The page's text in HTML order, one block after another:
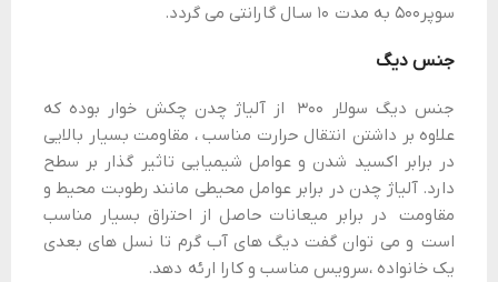
سوپر۵۰۰ به مدت ۱۰ سـال گارانتی می گردد.
جنس دیگ
جنس دیگ سولار ۳۰۰ از آلیاژ چدن چکش خوار بوده که
علاوه بر داشتن انتقال حرارت مناسب ، مقاومت بسیار بالایی
در برابر اکسید شدن و عوامل شیمیایی تاثیر گذار بر سطح
دارد. آلیاژ چدن در برابر عوامل محیطی مانند رطوبت محیط و
مقاومت در برابر میعانات حاصل از احتراق بسیار مناسب
است و می توان گفت دیگ های آب گرم تا نسل های بعدی
یک خانواده ،سرویس مناسب و کارا ارئه دهد.